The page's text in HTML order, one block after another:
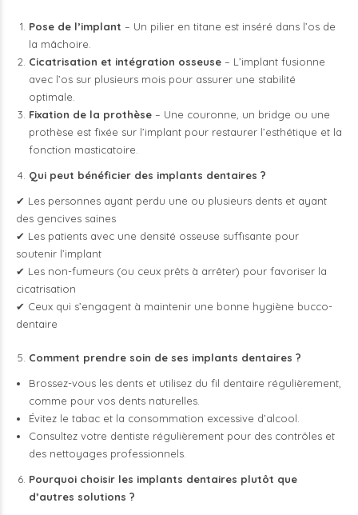
Pose de l’implant – Un pilier en titane est inséré dans l’os de
la mâchoire.
Cicatrisation et intégration osseuse– L’implant fusionne
avec l’os sur plusieurs mois pour assurer une stabilité
optimale.
Fixation de la prothèse– Une couronne, un bridge ou une
prothèse est fixée sur l’implant pour restaurer l’esthétique et la
fonction masticatoire.
Qui peut bénéficier des implants dentaires ?
✔ Les personnes ayant perdu une ou plusieurs dents et ayant
des gencives saines
✔ Les patients avec une densité osseuse suffisante pour
soutenir l’implant
✔ Les non-fumeurs (ou ceux prêts à arrêter) pour favoriser la
cicatrisation
✔ Ceux qui s’engagent à maintenir une bonne hygiène bucco-
dentaire
Comment prendre soin de ses implants dentaires ?
Brossez-vous les dents et utilisez du fil dentaire régulièrement,
comme pour vos dents naturelles.
Évitez le tabac et la consommation excessive d’alcool.
Consultez votre dentiste régulièrement pour des contrôles et
des nettoyages professionnels.
Pourquoi choisir les implants dentaires plutôt que
d’autres solutions ?